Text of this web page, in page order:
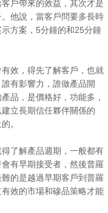
戶帶來的效益，其次才是
他說，當客戶問要多長時
方案，5分鐘的和25分鐘
效，得先了解客戶，也就
有影響力，誰做產品開
品，是價格好，功能多，
立長期信任夥伴關係的
。
了解產品週期，一般都有
有早期接受者，然後普羅
的是越過早期客戶到普羅
效的市場和磣品策略才能